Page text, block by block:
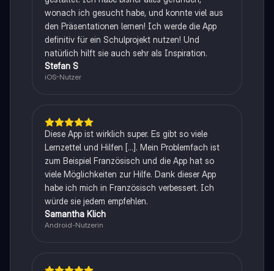
wonach ich gesucht habe, und konnte viel aus
den Präsentationen lernen! Ich werde die App
definitiv für ein Schulprojekt nutzen! Und
natürlich hilft sie auch sehr als Inspiration.
Stefan S
iOS-Nutzer
Diese App ist wirklich super. Es gibt so viele
Lernzettel und Hilfen [...]. Mein Problemfach ist
zum Beispiel Französisch und die App hat so
viele Möglichkeiten zur Hilfe. Dank dieser App
habe ich mich in Französisch verbessert. Ich
würde sie jedem empfehlen.
Samantha Klich
Android-Nutzerin